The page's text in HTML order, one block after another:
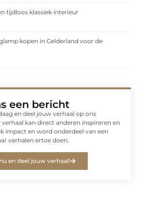
tijdloos klassiek interieur
kopen in Gelderland voor de
een bericht
en deel jouw verhaal op ons
kan direct anderen inspireren en
impact en word onderdeel van een
verhalen ertoe doen.
en deel jouw verhaal!